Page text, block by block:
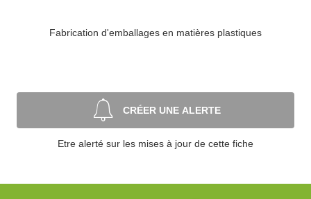
Fabrication d'emballages en matières plastiques
CRÉER UNE ALERTE
Etre alerté sur les mises à jour de cette fiche